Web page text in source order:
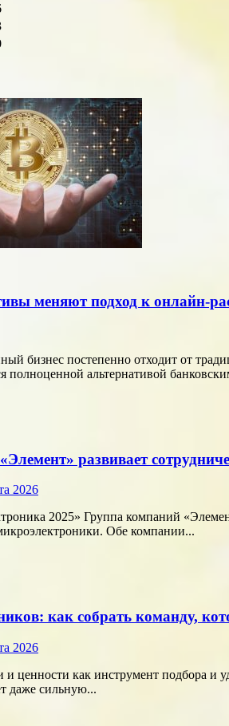
меняют подход к онлайн-
бизнес постепенно отходит от
полноценной альтернативой
развивает
2026
2025» Группа компаний
Обе компании...
как собрать команду,
2026
ценности как инструмент подбора и
даже сильную...